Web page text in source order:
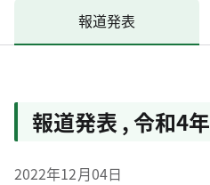
報道発表
報道発表 ,令和4年
2022年12月04日